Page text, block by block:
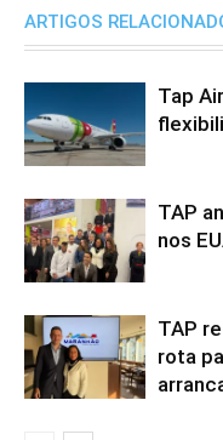
ARTIGOS
Tap
TAP
nos
TAP
rota